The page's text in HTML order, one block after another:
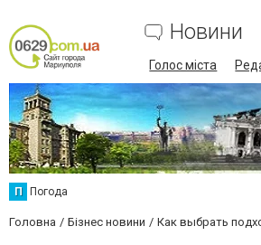
Новини
Голос міста
П Погода
Головна Бізнес новини Как выбрать